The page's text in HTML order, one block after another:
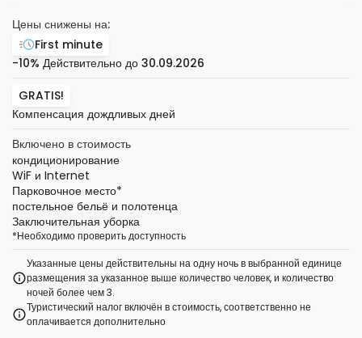
Цены снижены на:
First minute
-10% Действительно до 30.09.2026
GRATIS!
Компенсация дождливых дней
Включено в стоимость
кондиционирование
WiF и Internet
Парковочное место*
постельное бельё и полотенца
Заключительная уборка
*Необходимо проверить доступность
Указанные цены действительны на одну ночь в выбранной единице
размещения за указанное выше количество человек, и количество
ночей более чем 3.
Туристический налог включён в стоимость, соответственно не
оплачивается дополнительно